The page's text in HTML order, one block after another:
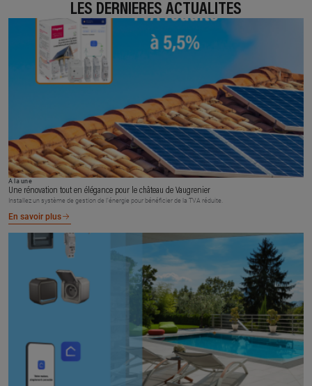
LES DERNIÈRES ACTUALITÉS
À la une
Une rénovation tout en élégance pour le château de Vaugrenier
Installez un système de gestion de l’énergie pour bénéficier de la TVA réduite.
En savoir plus